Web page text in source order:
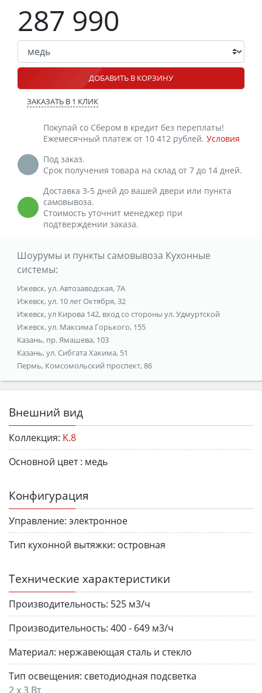
287 990
ДОБАВИТЬ В КОРЗИНУ
ЗАКАЗАТЬ В 1 КЛИК
Покупай со Сбером в кредит без переплаты!
Ежемесячный платеж от 10 412 рублей. Условия
Под заказ.
Срок получения товара на склад от 7 до 14 дней.
Доставка 3-5 дней до вашей двери или пункта
самовывоза.
Стоимость уточнит менеджер при
подтверждении заказа.
Шоурумы и пункты самовывоза Кухонные
системы:
Ижевск, ул. Автозаводская, 7А
Ижевск, ул. 10 лет Октября, 32
Ижевск, ул Кирова 142, вход со стороны ул. Удмуртской
Ижевск, ул. Максима Горького, 155
Казань, пр. Ямашева, 103
Казань, ул. Сибгата Хакима, 51
Пермь, Комсомольский проспект, 86
Внешний вид
Коллекция: K.8
Основной цвет : медь
Конфигурация
Управление: электронное
Тип кухонной вытяжки: островная
Технические характеристики
Производительность: 525 м3/ч
Производительность: 400 - 649 м3/ч
Материал: нержавеющая сталь и стекло
Тип освещения: светодиодная подсветка
2 х 3 Вт